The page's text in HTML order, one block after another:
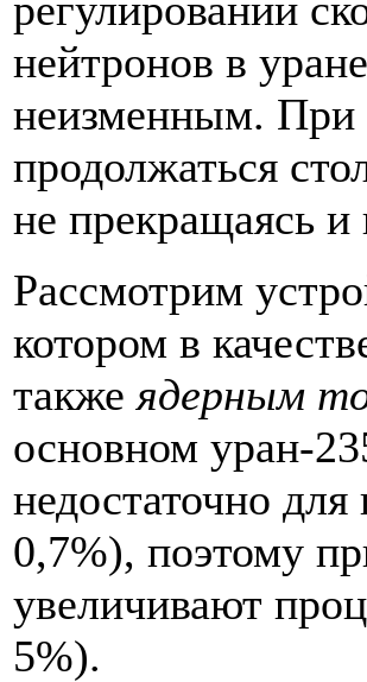
нейтронов в
неизменным. При
продолжаться
не прекращаясь и
Рассмотрим
котором в
также ядерным
основном уран-
недостаточно
0,7%), поэтому
увеличивают
5%).